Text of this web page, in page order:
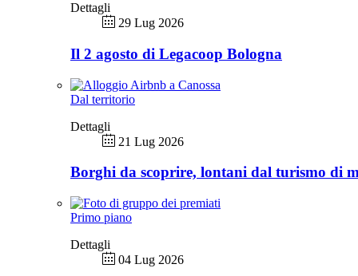
Dettagli
29 Lug 2026
Il 2 agosto di Legacoop Bologna
Dal territorio
Dettagli
21 Lug 2026
Borghi da scoprire, lontani dal turismo di
Primo piano
Dettagli
04 Lug 2026